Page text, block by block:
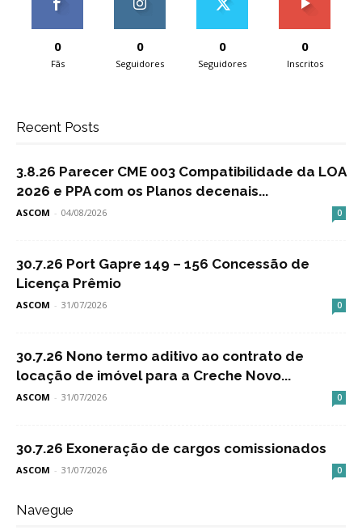
0
Fãs
0
Seguidores
0
Seguidores
0
Inscritos
Recent Posts
3.8.26 Parecer CME 003 Compatibilidade da LOA
2026 e PPA com os Planos decenais...
ASCOM - 04/08/2026 0
30.7.26 Port Gapre 149 – 156 Concessão de
Licença Prêmio
ASCOM - 31/07/2026 0
30.7.26 Nono termo aditivo ao contrato de
locação de imóvel para a Creche Novo...
ASCOM - 31/07/2026 0
30.7.26 Exoneração de cargos comissionados
ASCOM - 31/07/2026 0
Navegue